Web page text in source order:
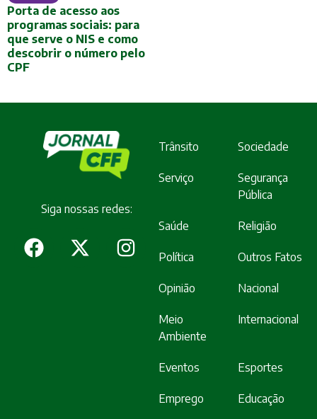
Porta de acesso aos
programas sociais: para
que serve o NIS e como
descobrir o número pelo
CPF
Siga nossas redes:
Trânsito Sociedade
Serviço
Segurança
Pública
Saúde Religião
Política Outros Fatos
Opinião Nacional
Meio
Ambiente
Internacional
Eventos Esportes
Emprego Educação